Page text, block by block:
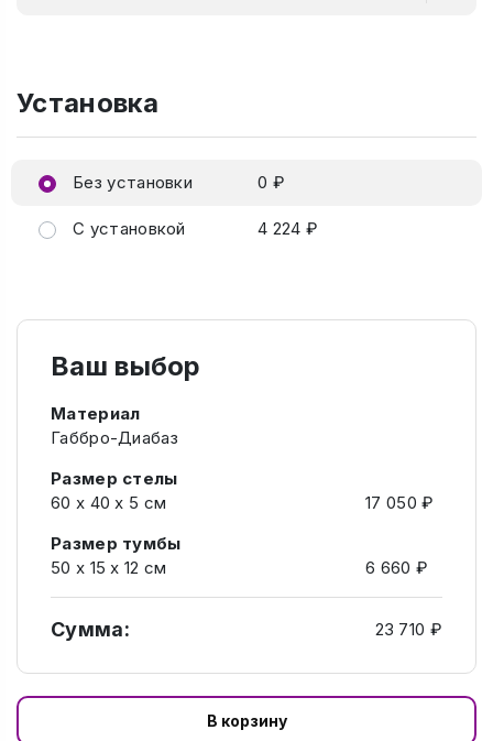
Установка
Без установки 0 ₽
С установкой 4 224 ₽
Ваш выбор
Материал
Габбро-Диабаз
Размер стелы
60 x 40 x 5 см
17 050 ₽
Размер тумбы
50 х 15 х 12 см
6 660 ₽
Сумма: 23 710 ₽
В корзину